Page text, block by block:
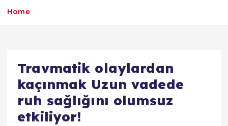
Home
Travmatik olaylardan
kaçınmak Uzun vadede
ruh sağlığını olumsuz
etkiliyor!